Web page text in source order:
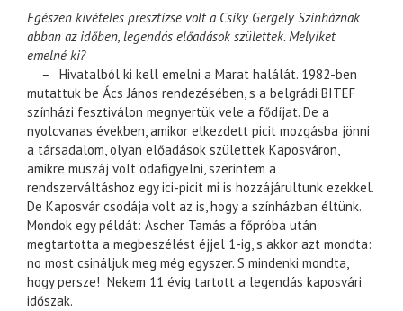
Egészen kivételes presztízse volt a Csiky Gergely Színháznak
abban az időben, legendás előadások születtek. Melyiket
emelné ki?
– Hivatalból ki kell emelni a Marat halálát. 1982-ben
mutattuk be Ács János rendezésében, s a belgrádi BITEF
színházi fesztiválon megnyertük vele a fődíjat. De a
nyolcvanas években, amikor elkezdett picit mozgásba jönni
a társadalom, olyan előadások születtek Kaposváron,
amikre muszáj volt odafigyelni, szerintem a
rendszerváltáshoz egy ici-picit mi is hozzájárultunk ezekkel.
De Kaposvár csodája volt az is, hogy a színházban éltünk.
Mondok egy példát: Ascher Tamás a főpróba után
megtartotta a megbeszélést éjjel 1-ig, s akkor azt mondta:
no most csináljuk meg még egyszer. S mindenki mondta,
hogy persze! Nekem 11 évig tartott a legendás kaposvári
időszak.